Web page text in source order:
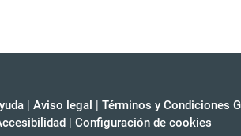
| Aviso legal | Términos y Condiciones
| Configuración de cookies